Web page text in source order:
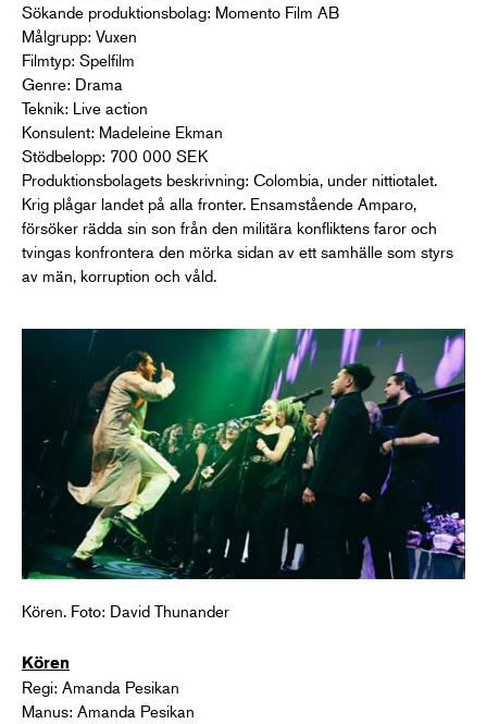
Sökande produktionsbolag: Momento Film AB
Målgrupp: Vuxen
Filmtyp: Spelfilm
Genre: Drama
Teknik: Live action
Konsulent: Madeleine Ekman
Stödbelopp: 700 000 SEK
Produktionsbolagets beskrivning: Colombia, under nittiotalet.
Krig plågar landet på alla fronter. Ensamstående Amparo,
försöker rädda sin son från den militära konfliktens faror och
tvingas konfrontera den mörka sidan av ett samhälle som styrs
av män, korruption och våld.
Kören. Foto: David Thunander
Kören
Regi: Amanda Pesikan
Manus: Amanda Pesikan